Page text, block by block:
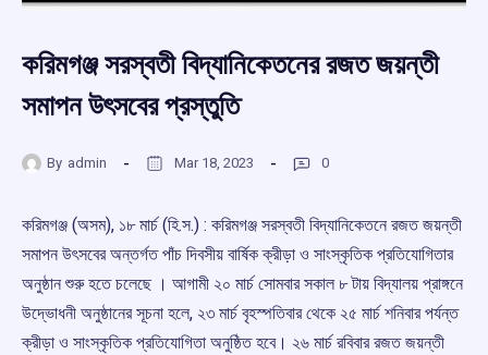
করিমগঞ্জ সরস্বতী বিদ্যানিকেতনের রজত জয়ন্তী
সমাপন উৎসবের প্রস্তুতি
By admin Mar 18, 2023 0
করিমগঞ্জ (অসম), ১৮ মার্চ (হি.স.) : করিমগঞ্জ সরস্বতী বিদ্যানিকেতনে রজত জয়ন্তী
সমাপন উৎসবের অন্তর্গত পাঁচ দিবসীয় বার্ষিক ক্রীড়া ও সাংস্কৃতিক প্রতিযোগিতার
অনুষ্ঠান শুরু হতে চলেছে । আগামী ২০ মার্চ সোমবার সকাল ৮ টায় বিদ্যালয় প্রাঙ্গনে
উদ্ভোধনী অনুষ্ঠানের সূচনা হলে, ২৩ মার্চ বৃহস্পতিবার থেকে ২৫ মার্চ শনিবার পর্যন্ত
ক্রীড়া ও সাংস্কৃতিক প্রতিযোগিতা অনুষ্ঠিত হবে। ২৬ মার্চ রবিবার রজত জয়ন্তী